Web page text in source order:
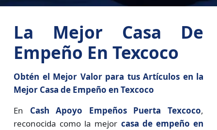
La Mejor Casa De
Empeño En Texcoco
Obtén el Mejor Valor para tus Artículos en la
Mejor Casa de Empeño en Texcoco
En Cash Apoyo Empeños Puerta Texcoco,
reconocida como la mejor casa de empeño en